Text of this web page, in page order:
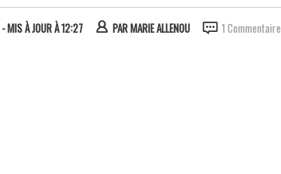
- MIS À JOUR À 12:27 PARMARIE ALLENOU 1 Commentaire